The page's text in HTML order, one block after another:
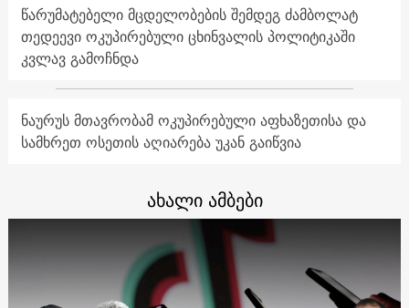
წარუმატებელი მცდელობების შემდეგ ძამბოლატ
თედეევი ოკუპირებული ცხინვალის პოლიტიკაში
კვლავ გამოჩნდა
ნაურუს მთავრობამ ოკუპირებული აფხაზეთისა და
სამხრეთ ოსეთის აღიარება უკან გაიწვია
ახალი ამბები